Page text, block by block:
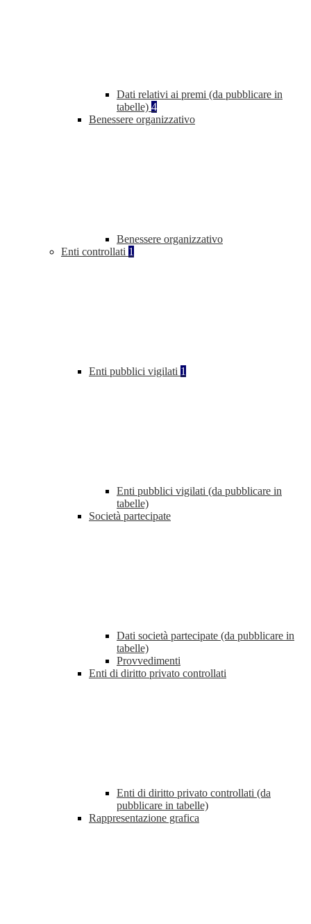
Dati relativi ai premi (da pubblicare in
tabelle) 4
Benessere organizzativo
Benessere organizzativo
Enti controllati 1
Enti pubblici vigilati 1
Enti pubblici vigilati (da pubblicare in
tabelle)
Società partecipate
Dati società partecipate (da pubblicare in
tabelle)
Provvedimenti
Enti di diritto privato controllati
Enti di diritto privato controllati (da
pubblicare in tabelle)
Rappresentazione grafica